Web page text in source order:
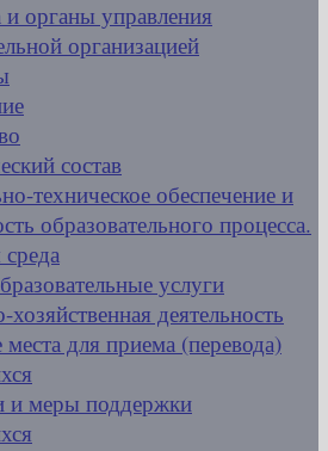
органы управления
организацией
состав
техническое обеспечение и
образовательного процесса.
услуги
деятельность
для приема (перевода)
и меры поддержки